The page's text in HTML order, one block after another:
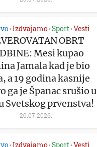
•Izdvajamo •Sport •Vesti
OBRT
Mesi kupao
Jamala kad je bio
a 19 godina kasnije
ga je Španac srušio u
Svetskog prvenstva!
20.07.2026.
•Izdvajamo •Sport •Vesti